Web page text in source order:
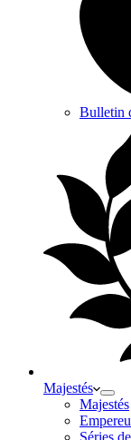
Bulletin
Majestés
Majestés
Séries